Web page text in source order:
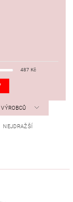
487 Kč
NEJDRAŽŠÍ